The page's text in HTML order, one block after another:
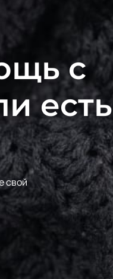
с
есть
свой